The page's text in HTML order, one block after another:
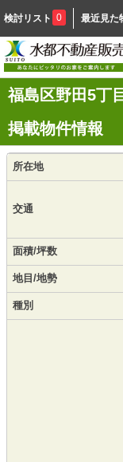
検討リスト 0 最近見た
福島区野田5丁
掲載物件情報
所在地
交通
面積/坪数
地目/地勢
種別